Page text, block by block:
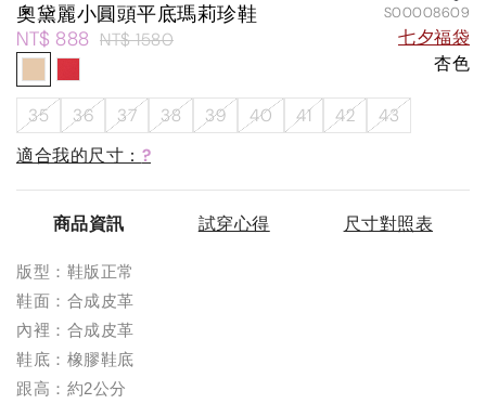
奧黛麗小圓頭平底瑪莉珍鞋 S00008609
NT$ 888 NT$ 1580
七夕福袋
杏色
35 36 37 38 39 40 41 42
43
適合我的尺寸： ?
商品資訊 試穿心得 尺寸對照表
版型：鞋版正常
鞋面：合成皮革
內裡：合成皮革
鞋底：橡膠鞋底
跟高：約2公分